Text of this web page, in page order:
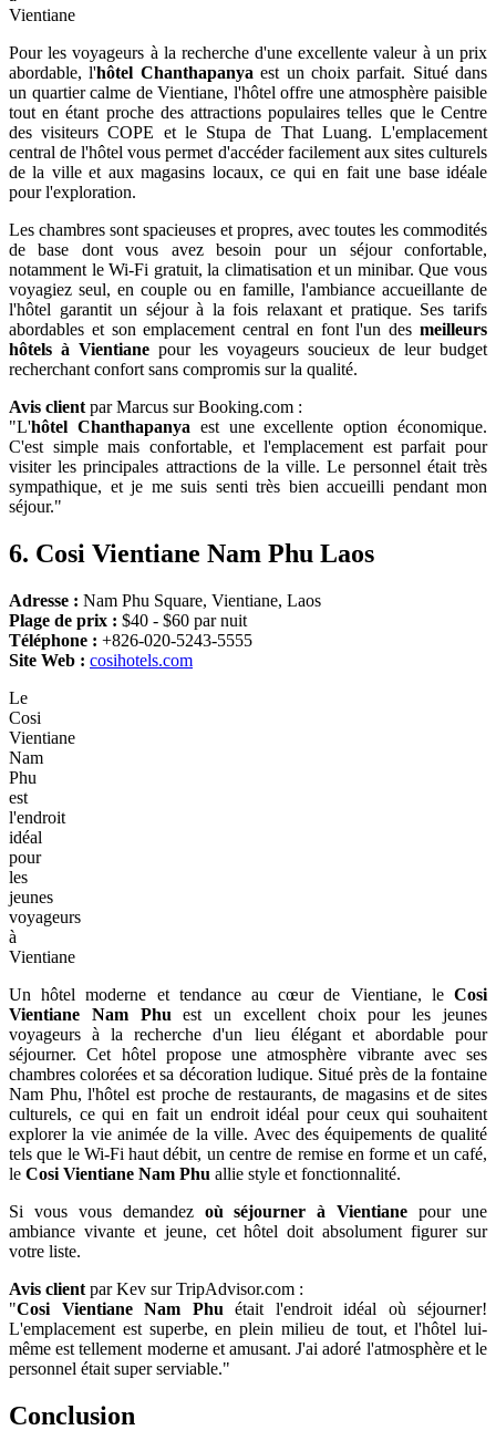
Vientiane
Pour les voyageurs à la recherche d'une excellente valeur à un prix
abordable, l'hôtel Chanthapanya est un choix parfait. Situé dans
un quartier calme de Vientiane, l'hôtel offre une atmosphère paisible
tout en étant proche des attractions populaires telles que le Centre
des visiteurs COPE et le Stupa de That Luang. L'emplacement
central de l'hôtel vous permet d'accéder facilement aux sites culturels
de la ville et aux magasins locaux, ce qui en fait une base idéale
pour l'exploration.
Les chambres sont spacieuses et propres, avec toutes les commodités
de base dont vous avez besoin pour un séjour confortable,
notamment le Wi-Fi gratuit, la climatisation et un minibar. Que vous
voyagiez seul, en couple ou en famille, l'ambiance accueillante de
l'hôtel garantit un séjour à la fois relaxant et pratique. Ses tarifs
abordables et son emplacement central en font l'un des meilleurs
hôtels à Vientiane pour les voyageurs soucieux de leur budget
recherchant confort sans compromis sur la qualité.
Avis client par Marcus sur Booking.com :
"L'hôtel Chanthapanya est une excellente option économique.
C'est simple mais confortable, et l'emplacement est parfait pour
visiter les principales attractions de la ville. Le personnel était très
sympathique, et je me suis senti très bien accueilli pendant mon
séjour."
6. Cosi Vientiane Nam Phu Laos
Adresse : Nam Phu Square, Vientiane, Laos
Plage de prix : $40 - $60 par nuit
Téléphone : +826-020-5243-5555
Site Web : cosihotels.com
Le
Cosi
Vientiane
Nam
Phu
est
l'endroit
idéal
pour
les
jeunes
voyageurs
à
Vientiane
Un hôtel moderne et tendance au cœur de Vientiane, le Cosi
Vientiane Nam Phu est un excellent choix pour les jeunes
voyageurs à la recherche d'un lieu élégant et abordable pour
séjourner. Cet hôtel propose une atmosphère vibrante avec ses
chambres colorées et sa décoration ludique. Situé près de la fontaine
Nam Phu, l'hôtel est proche de restaurants, de magasins et de sites
culturels, ce qui en fait un endroit idéal pour ceux qui souhaitent
explorer la vie animée de la ville. Avec des équipements de qualité
tels que le Wi-Fi haut débit, un centre de remise en forme et un café,
le Cosi Vientiane Nam Phu allie style et fonctionnalité.
Si vous vous demandez où séjourner à Vientiane pour une
ambiance vivante et jeune, cet hôtel doit absolument figurer sur
votre liste.
Avis client par Kev sur TripAdvisor.com :
"Cosi Vientiane Nam Phu était l'endroit idéal où séjourner!
L'emplacement est superbe, en plein milieu de tout, et l'hôtel lui-
même est tellement moderne et amusant. J'ai adoré l'atmosphère et le
personnel était super serviable."
Conclusion